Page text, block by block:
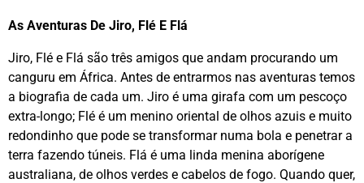
As Aventuras De Jiro, Flé E Flá
Jiro, Flé e Flá são três amigos que andam procurando um
canguru em África. Antes de entrarmos nas aventuras temos
a biografia de cada um. Jiro é uma girafa com um pescoço
extra-longo; Flé é um menino oriental de olhos azuis e muito
redondinho que pode se transformar numa bola e penetrar a
terra fazendo túneis. Flá é uma linda menina aborígene
australiana, de olhos verdes e cabelos de fogo. Quando quer,